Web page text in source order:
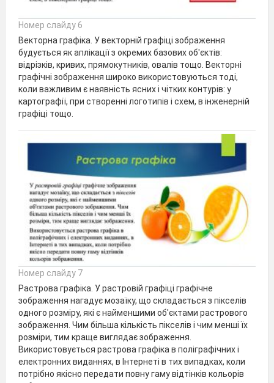
Номер слайду 6
Векторна графіка. У векторній графіці зображення
будується як аплікації з окремих базових об'єктів:
відрізків, кривих, прямокутників, овалів тощо. Векторні
графічні зображення широко використовуються тоді,
коли важливим є наявність ясних і чітких контурів: у
картографії, при створенні логотипів і схем, в інженерній
графіці тощо.
Номер слайду 7
Растрова графіка. У растровій графіці графічне
зображення нагадує мозаїку, що складається з пікселів
одного розміру, які є найменшими об'єктами растрового
зображення. Чим більша кількість пікселів і чим менші їх
розміри, тим краще виглядає зображення.
Використовується растрова графіка в поліграфічних і
електронних виданнях, в Інтернеті в тих випадках, коли
потрібно якісно передати повну гаму відтінків кольорів